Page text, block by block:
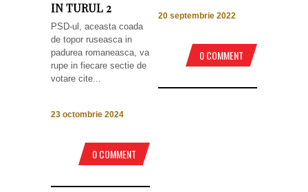
IN TURUL 2
PSD-ul, aceasta coada
de topor ruseasca in
padurea romaneasca, va
rupe in fiecare sectie de
votare cite...
23 octombrie 2024
0 COMMENT
20 septembrie 2022
0 COMMENT